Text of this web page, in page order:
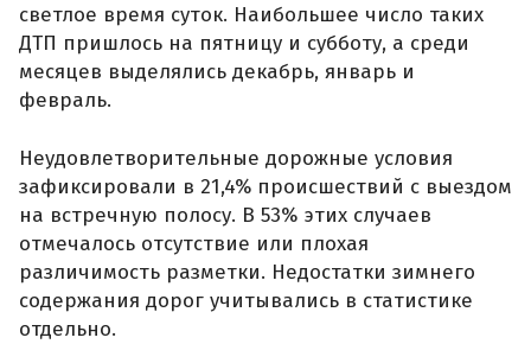
светлое время суток. Наибольшее число таких
ДТП пришлось на пятницу и субботу, а среди
месяцев выделялись декабрь, январь и
февраль.
Неудовлетворительные дорожные условия
зафиксировали в 21,4% происшествий с выездом
на встречную полосу. В 53% этих случаев
отмечалось отсутствие или плохая
различимость разметки. Недостатки зимнего
содержания дорог учитывались в статистике
отдельно.